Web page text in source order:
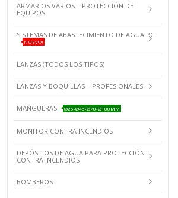
ARMARIOS VARIOS – PROTECCIÓN DE
EQUIPOS
SISTEMAS DE ABASTECIMIENTO DE AGUA PCI
NUEVO!
LANZAS (TODOS LOS TIPOS)
LANZAS Y BOQUILLAS – PROFESIONALES
MANGUERAS Ø25-Ø45-Ø70-Ø100MM
MONITOR CONTRA INCENDIOS
DEPÓSITOS DE AGUA PARA PROTECCIÓN
CONTRA INCENDIOS
BOMBEROS